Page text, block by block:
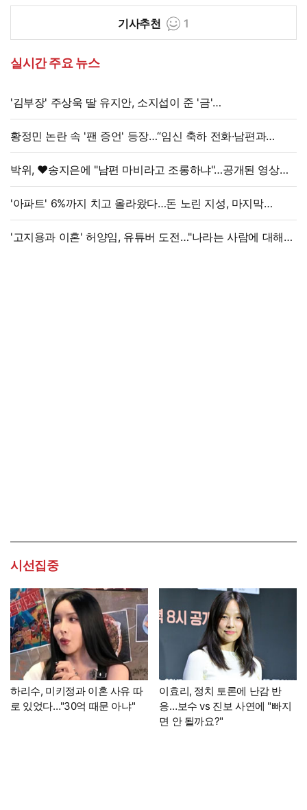
기사추천 1
실시간 주요 뉴스
'김부장' 주상욱 딸 유지안, 소지섭이 준 '금'
방치했다…"비누인 줄"
황정민 논란 속 '팬 증언' 등장…“임신 축하 전화·남편과
식사도”
박위, ♥송지은에 "남편 마비라고 조롱하냐"…공개된 영상
보니
'아파트' 6%까지 치고 올라왔다…돈 노린 지성, 마지막
선택은
'고지용과 이혼' 허양임, 유튜버 도전…"나라는 사람에 대해
시선집중
하리수, 미키정과 이혼 사유 따
로 있었다…"30억 때문 아냐"
이효리, 정치 토론에 난감 반
응…보수 vs 진보 사연에 "빠지
면 안 될까요?"